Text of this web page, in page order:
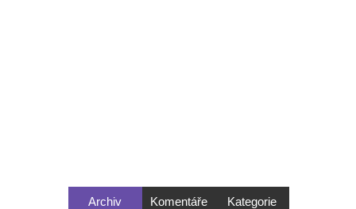
Archiv Komentáře Kategorie